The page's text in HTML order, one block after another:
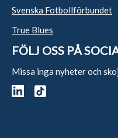
Svenska Fotbollförbundet
True Blues
FÖLJ OSS PÅ
Missa inga nyheter och